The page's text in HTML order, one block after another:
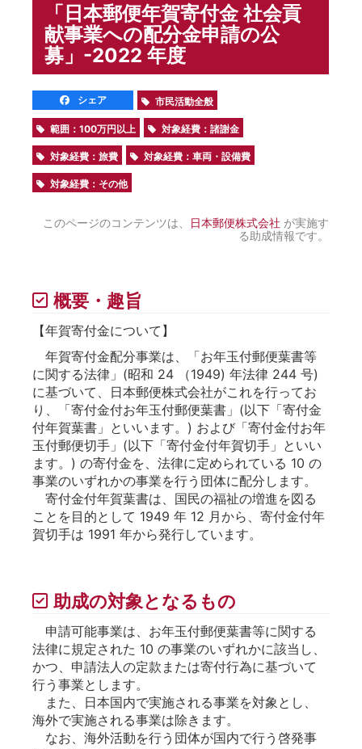
「日本郵便年賀寄付金 社会貢
献事業への配分金申請の公
募」-2022 年度
シェア 市民活動全般
範囲：100万円以上 対象経費：諸謝金
対象経費：旅費 対象経費：車両・設備費
対象経費：その他
このページのコンテンツは、 日本郵便株式会社 が実施す
る助成情報です。
概要・趣旨
【年賀寄付金について】
年賀寄付金配分事業は、「お年玉付郵便葉書等
に関する法律」(昭和 24 （1949) 年法律 244 号)
に基づいて、日本郵便株式会社がこれを行ってお
り、「寄付金付お年玉付郵便葉書」(以下「寄付金
付年賀葉書」といいます。) および「寄付金付お年
玉付郵便切手」(以下「寄付金付年賀切手」といい
ます。) の寄付金を、法律に定められている 10 の
事業のいずれかの事業を行う団体に配分します。
寄付金付年賀葉書は、国民の福祉の増進を図る
ことを目的として 1949 年 12 月から、寄付金付年
賀切手は 1991 年から発行しています。
助成の対象となるもの
申請可能事業は、お年玉付郵便葉書等に関する
法律に規定された 10 の事業のいずれかに該当し、
かつ、申請法人の定款または寄付行為に基づいて
行う事業とします。
また、日本国内で実施される事業を対象とし、
海外で実施される事業は除きます。
なお、海外活動を行う団体が国内で行う啓発事